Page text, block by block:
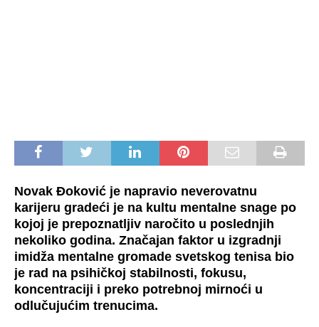
Novak Đoković je napravio neverovatnu
karijeru gradeći je na kultu mentalne snage po
kojoj je prepoznatljiv naročito u poslednjih
nekoliko godina. Značajan faktor u izgradnji
imidža mentalne gromade svetskog tenisa bio
je rad na psihičkoj stabilnosti, fokusu,
koncentraciji i preko potrebnoj mirnoći u
odlučujućim trenucima.